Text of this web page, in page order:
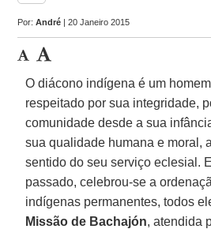
Por:André | 20 Janeiro 2015
O diácono indígena é um
respeitado por sua integridade,
comunidade desde a sua
sua qualidade humana e moral,
sentido do seu serviço eclesial.
passado, celebrou-se a
indígenas permanentes, todos
Missão de Bachajón, atendida